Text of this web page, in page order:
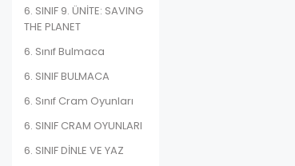
6. SINIF 9. ÜNİTE: SAVING
THE PLANET
6. Sınıf Bulmaca
6. SINIF BULMACA
6. Sınıf Cram Oyunları
6. SINIF CRAM OYUNLARI
6. SINIF DİNLE VE YAZ